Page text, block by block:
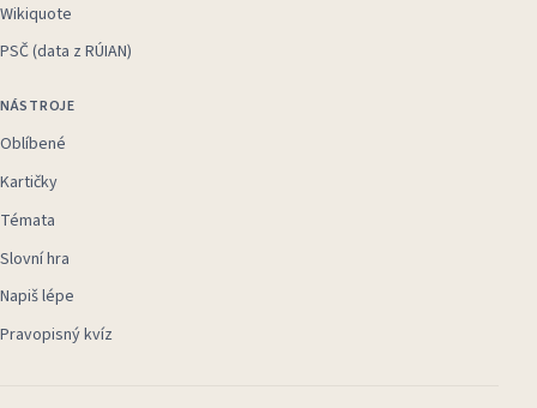
Wikiquote
PSČ (data z RÚIAN)
NÁSTROJE
Oblíbené
Kartičky
Témata
Slovní hra
Napiš lépe
Pravopisný kvíz